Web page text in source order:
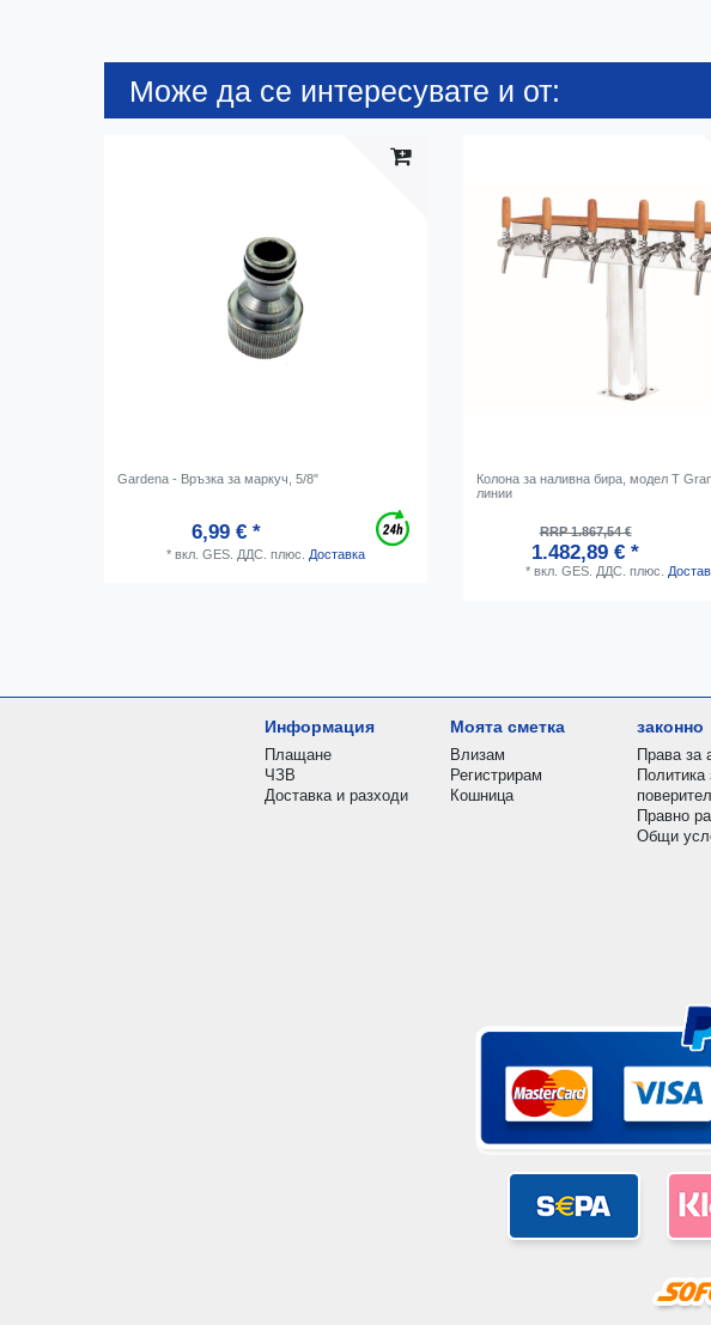
Може да се интересувате и от:
Gardena - Връзка за маркуч, 5/8"
6,99 € *
* вкл. GES. ДДС. плюс. Доставка
Колона за наливна бира, модел T
линии
RRP 1.867,54 €
1.482,89 € *
* вкл. GES. ДДС. плюс.
Информация
Плащане
ЧЗВ
Доставка и разходи
Моята сметка
Влизам
Регистрирам
Кошница
законно
Права за
Политика
Правно
Общи